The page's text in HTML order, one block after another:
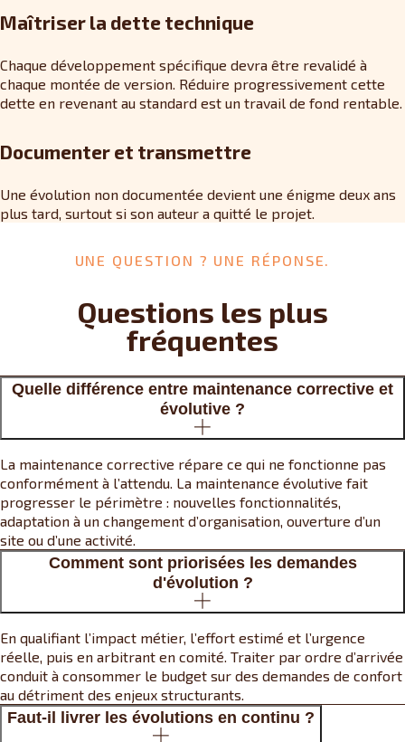
Maîtriser la dette technique
Chaque développement spécifique devra être revalidé à
chaque montée de version. Réduire progressivement cette
dette en revenant au standard est un travail de fond rentable.
Documenter et transmettre
Une évolution non documentée devient une énigme deux ans
plus tard, surtout si son auteur a quitté le projet.
UNE QUESTION ? UNE RÉPONSE.
Questions les plus
fréquentes
Quelle différence entre maintenance corrective et
évolutive ?
La maintenance corrective répare ce qui ne fonctionne pas
conformément à l’attendu. La maintenance évolutive fait
progresser le périmètre : nouvelles fonctionnalités,
adaptation à un changement d’organisation, ouverture d’un
site ou d’une activité.
Comment sont priorisées les demandes
d'évolution ?
En qualifiant l’impact métier, l’effort estimé et l’urgence
réelle, puis en arbitrant en comité. Traiter par ordre d’arrivée
conduit à consommer le budget sur des demandes de confort
au détriment des enjeux structurants.
Faut-il livrer les évolutions en continu ?